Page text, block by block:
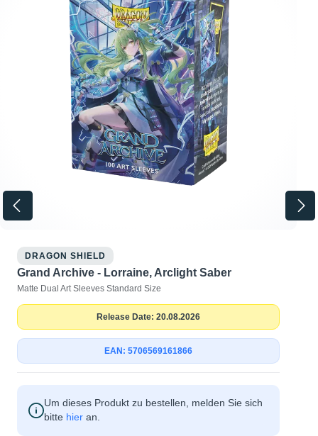
DRAGON SHIELD
Grand Archive - Lorraine, Arclight Saber
Matte Dual Art Sleeves Standard Size
Release Date: 20.08.2026
EAN: 5706569161866
Um dieses Produkt zu bestellen, melden Sie sich
bitte hier an.